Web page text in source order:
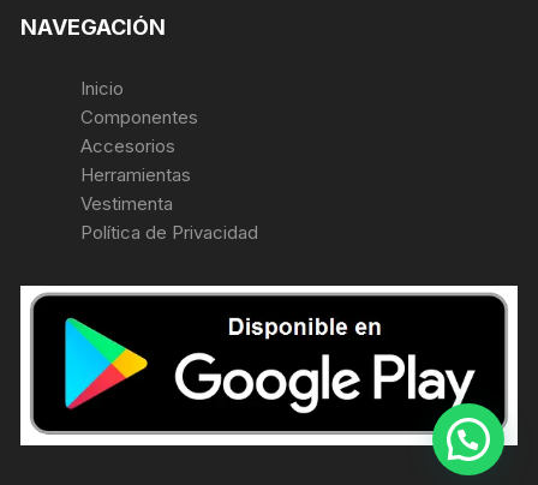
NAVEGACIÓN
Inicio
Componentes
Accesorios
Herramientas
Vestimenta
Política de Privacidad